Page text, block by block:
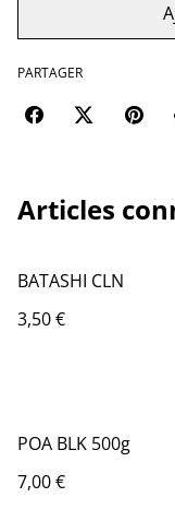
PARTAGER
Articles
BATASHI CLN
3,50 €
POA BLK 500g
7,00 €